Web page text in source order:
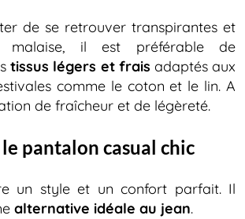
de se retrouver transpirantes et
il est préférable de
tissus légers et frais adaptés aux
comme le coton et le lin. A
de fraîcheur et de légèreté.
pantalon casual chic
un style et un confort parfait. Il
alternative idéale au jean.